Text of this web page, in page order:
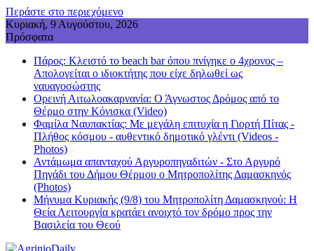
Περάστε στο περιεχόμενο
Κυριακή, 9 Αυγούστου, 2026
Πρόσφατα
Πάρος: Κλειστό το beach bar όπου πνίγηκε ο 4χρονος –
Απολογείται ο ιδιοκτήτης που είχε δηλωθεί ως
ναυαγοσώστης
Ορεινή Αιτωλοακαρνανία: Ο Άγνωστος Δρόμος από το
Θέρμο στην Κόνισκα (Video)
Φαμίλα Ναυπακτίας: Με μεγάλη επιτυχία η Γιορτή Πίτας -
Πλήθος κόσμου - αυθεντικό δημοτικό γλέντι (Videos -
Photos)
Αντάμωμα απανταχού Αργυροπηγαδιτών - Στο Αργυρό
Πηγάδι του Δήμου Θέρμου ο Μητροπολίτης Δαμασκηνός
(Photos)
Μήνυμα Κυριακής (9/8) του Μητροπολίτη Δαμασκηνού: Η
Θεία Λειτουργία κρατάει ανοιχτό τον δρόμο προς την
Βασιλεία του Θεού